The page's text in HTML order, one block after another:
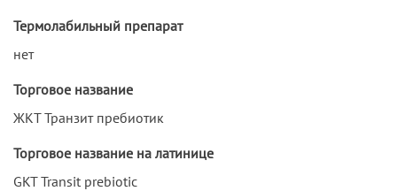
Термолабильный препарат
нет
Торговое название
ЖКТ Транзит пребиотик
Торговое название на латинице
GKT Transit prebiotic